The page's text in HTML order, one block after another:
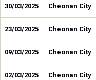
30/03/2025 Cheonan City
23/03/2025 Cheonan City
09/03/2025 Cheonan City
02/03/2025 Cheonan City